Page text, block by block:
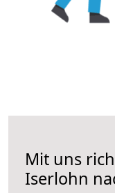
Mit uns
Iserlohn